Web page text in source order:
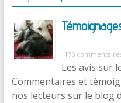
176
Les avis sur
Commentaires et
nos lecteurs sur le blog